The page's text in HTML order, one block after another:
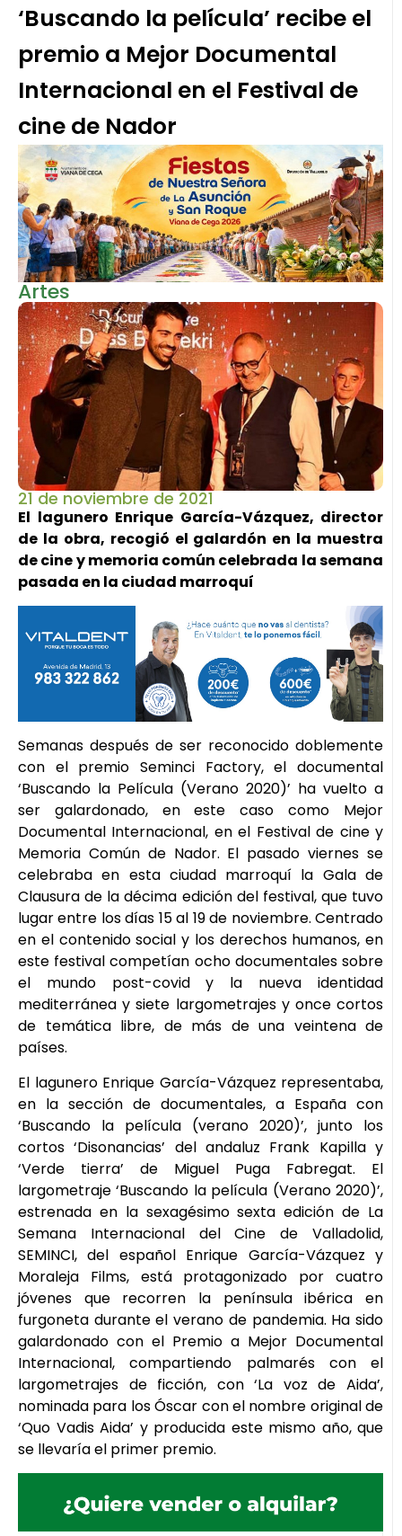
‘Buscando la película’ recibe el
premio a Mejor Documental
Internacional en el Festival de
cine de Nador
Artes
21 de noviembre de 2021
El lagunero Enrique García-Vázquez, director
de la obra, recogió el galardón en la muestra
de cine y memoria común celebrada la semana
pasada en la ciudad marroquí
Semanas después de ser reconocido doblemente
con el premio Seminci Factory, el documental
‘Buscando la Película (Verano 2020)’ ha vuelto a
ser galardonado, en este caso como Mejor
Documental Internacional, en el Festival de cine y
Memoria Común de Nador. El pasado viernes se
celebraba en esta ciudad marroquí la Gala de
Clausura de la décima edición del festival, que tuvo
lugar entre los días 15 al 19 de noviembre. Centrado
en el contenido social y los derechos humanos, en
este festival competían ocho documentales sobre
el mundo post-covid y la nueva identidad
mediterránea y siete largometrajes y once cortos
de temática libre, de más de una veintena de
países.
El lagunero Enrique García-Vázquez representaba,
en la sección de documentales, a España con
‘Buscando la película (verano 2020)’, junto los
cortos ‘Disonancias’ del andaluz Frank Kapilla y
‘Verde tierra’ de Miguel Puga Fabregat. El
largometraje ‘Buscando la película (Verano 2020)’,
estrenada en la sexagésimo sexta edición de La
Semana Internacional del Cine de Valladolid,
SEMINCI, del español Enrique García-Vázquez y
Moraleja Films, está protagonizado por cuatro
jóvenes que recorren la península ibérica en
furgoneta durante el verano de pandemia. Ha sido
galardonado con el Premio a Mejor Documental
Internacional, compartiendo palmarés con el
largometrajes de ficción, con ‘La voz de Aida’,
nominada para los Óscar con el nombre original de
‘Quo Vadis Aida’ y producida este mismo año, que
se llevaría el primer premio.